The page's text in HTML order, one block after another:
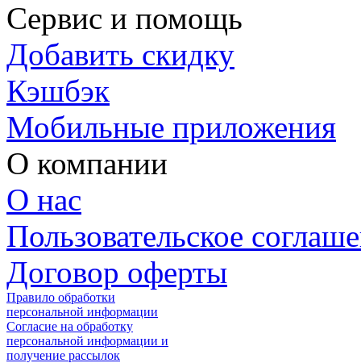
Сервис и помощь
Добавить скидку
Кэшбэк
Мобильные приложения
О компании
О нас
Пользовательское
Договор оферты
Правило обработки
персональной информации
Согласие на обработку
персональной информации и
получение рассылок